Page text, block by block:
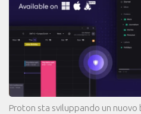
Proton sta sviluppando un